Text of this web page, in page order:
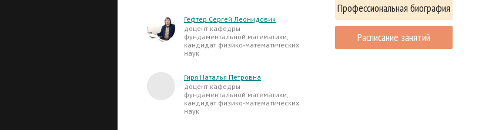
Гефтер Сергей Леонидович
доцент кафедры
фундаментальной математики,
кандидат физико-математических
наук
Гиря Наталья Петровна
доцент кафедры
фундаментальной математики,
кандидат физико-математических
наук
Профессиональная биография
Расписание занятий